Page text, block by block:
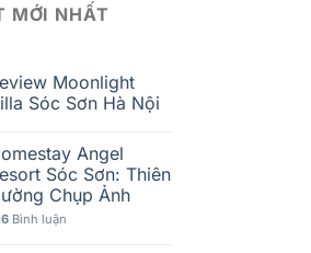
MỚI NHẤT
Moonlight
Sóc Sơn Hà Nội
Angel
Sóc Sơn: Thiên
Chụp Ảnh
Bình luận